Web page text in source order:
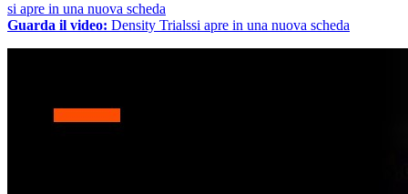
si apre in una nuova scheda
Guarda il video: Density Trialssi apre in una nuova scheda